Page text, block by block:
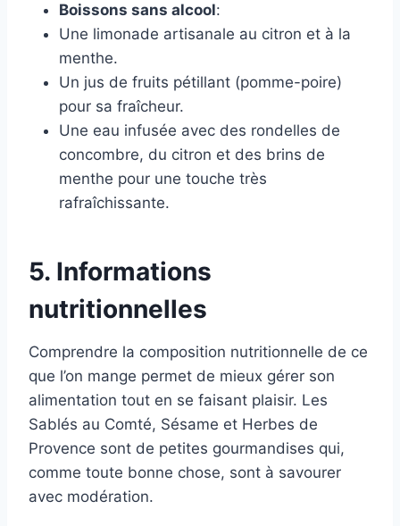
Boissons sans alcool:
Une limonade artisanale au citron et à la
menthe.
Un jus de fruits pétillant (pomme-poire)
pour sa fraîcheur.
Une eau infusée avec des rondelles de
concombre, du citron et des brins de
menthe pour une touche très
rafraîchissante.
5. Informations
nutritionnelles
Comprendre la composition nutritionnelle de ce
que l’on mange permet de mieux gérer son
alimentation tout en se faisant plaisir. Les
Sablés au Comté, Sésame et Herbes de
Provence sont de petites gourmandises qui,
comme toute bonne chose, sont à savourer
avec modération.